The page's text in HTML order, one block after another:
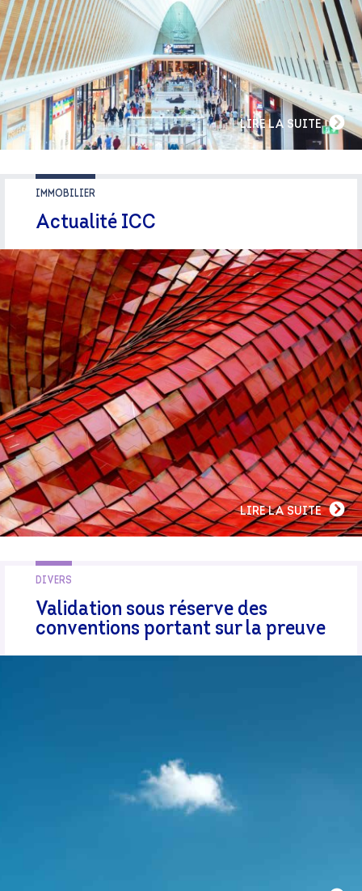
LIRE LA SUITE
IMMOBILIER
Actualité ICC
LIRE LA SUITE
DIVERS
Validation sous réserve des
conventions portant sur la preuve